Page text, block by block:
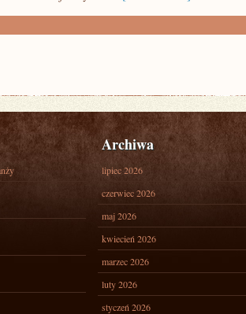
Archiwa
lipiec 2026
czerwiec 2026
maj 2026
kwiecień 2026
marzec 2026
luty 2026
styczeń 2026